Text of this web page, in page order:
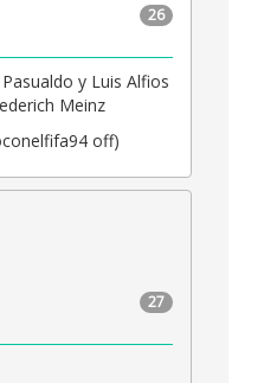
26
y Luis Alfios
Meinz
off)
27